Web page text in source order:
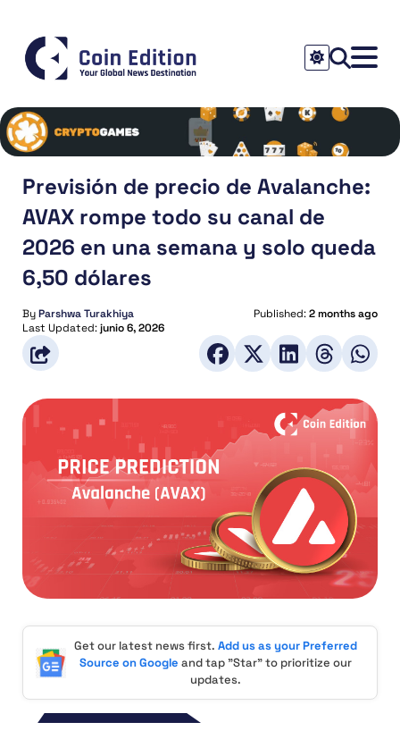
Previsión de precio de Avalanche:
AVAX rompe todo su canal de
2026 en una semana y solo queda
6,50 dólares
ByParshwa Turakhiya Published:2 months ago
Last Updated:junio 6, 2026
Get our latest news first. Add us as your Preferred
Source on Google and tap "Star" to prioritize our
updates.